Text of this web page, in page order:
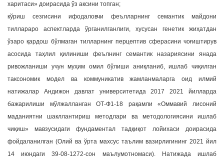
харитаси» доирасида ўз аксини топган;
кўриш сезгисини ифодаловчи феълларнинг семантик майдони
тиллараро аспектларда ўрганилганлиги, хусусан генетик жиҳатдан
ўзаро қардош бўлмаган тилларнинг перцептив сферасини чоғиштирув
асосида таҳлил қилиниши феълнинг семантик назариясини янада
ривожланиши учун муҳим омил бўлиши аниқланиб, ишлаб чиқилган
таксономик модел ва коммуникатив жамланмаларга оид илмий
натижалар Андижон давлат университетида 2017 2021 йилларда
бажарилиши мўлжалланган ОТ-Ф1-18 рақамли «Оммавий лисоний
маданиятни шакллантириш методлари ва методологиясини ишлаб
чиқиш» мавзусидаги фундаментал тадқиқот лойихаси доирасида
фойдаланилган (Олий ва ўрта махсус таълим вазирлигининг 2021 йил
14 июндаги 39-08-1272-сон маълумотномаси). Натижада ишлаб